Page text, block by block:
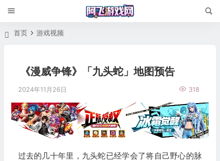
首页 游戏视频
《漫威争锋》「九头蛇」地图预告
2024年11月26日 318
过去的几十年里，九头蛇已经学会了将自己野心的脉